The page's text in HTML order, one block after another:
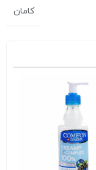
کامان